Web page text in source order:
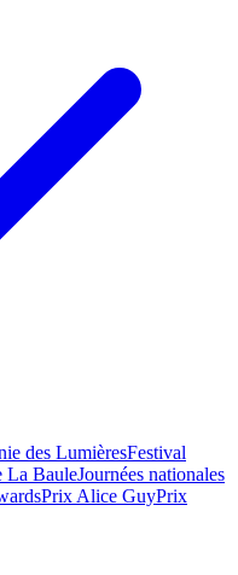
des LumièresFestival
La BauleJournées nationales
Prix Alice GuyPrix